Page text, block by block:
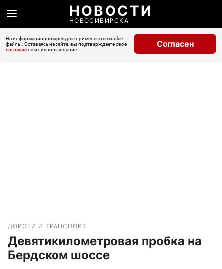
НОВОСТИ
НОВОСИБИРСКА
На информационном ресурсе применяются cookie-
файлы. Оставаясь на сайте, вы подтверждаете свое
согласиена их использование.
Согласен
ДОРОГИ И ТРАНСПОРТ
Девятикилометровая пробка на
Бердском шоссе